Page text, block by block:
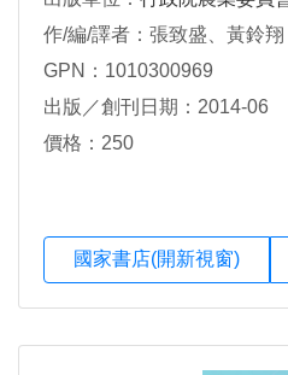
作/編/譯者：張致盛、黃鈴翔
GPN：1010300969
出版／創刊日期：2014-06
價格：250
國家書店(開新視窗)